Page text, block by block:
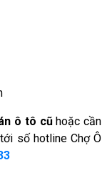
ô tô cũhoặc cần
số hotline Chợ Ô